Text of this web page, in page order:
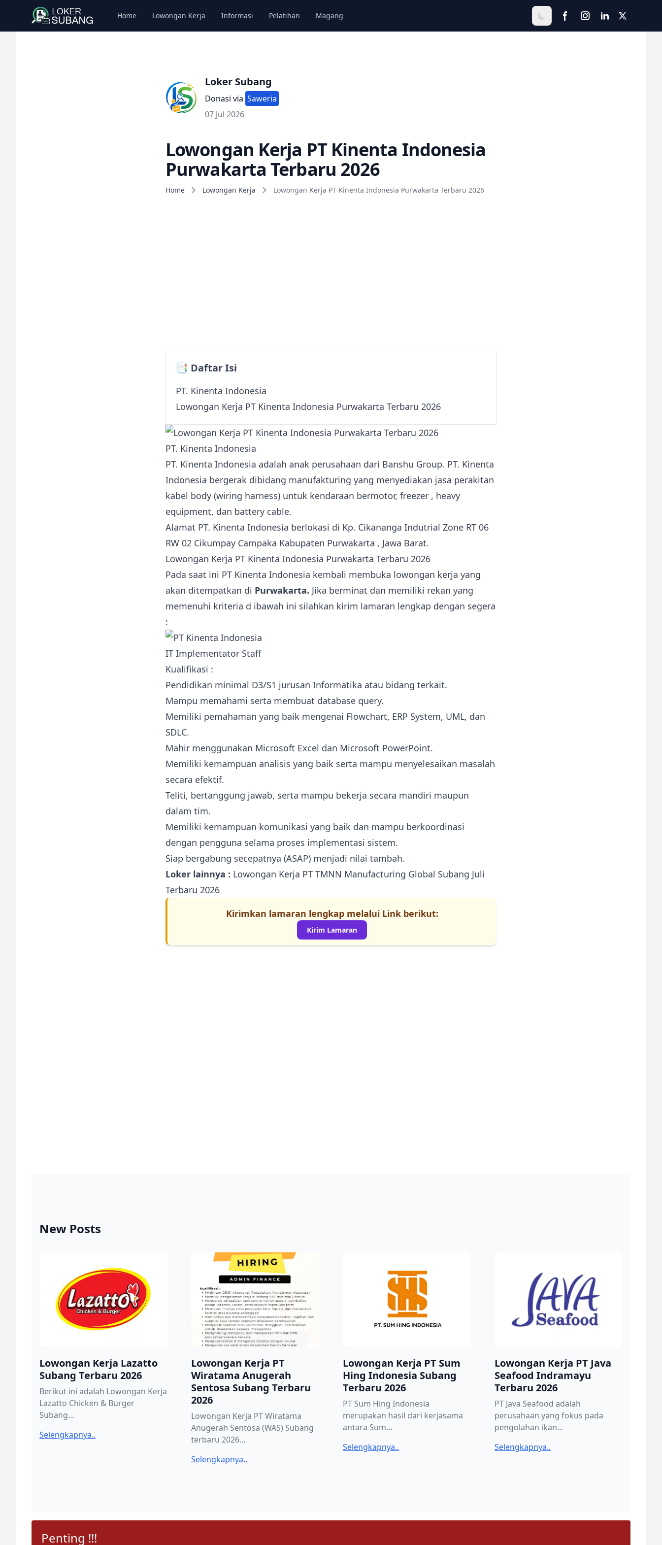
Home Lowongan Kerja Informasi Pelatihan Magang
Loker Subang
Donasi via Saweria
07 Jul 2026
Lowongan Kerja PT Kinenta Indonesia
Purwakarta Terbaru 2026
Home Lowongan Kerja Lowongan Kerja PT Kinenta Indonesia Purwakarta Terbaru 2026
📑 Daftar Isi
PT. Kinenta Indonesia
Lowongan Kerja PT Kinenta Indonesia Purwakarta Terbaru 2026
PT. Kinenta Indonesia
PT. Kinenta Indonesia adalah anak perusahaan dari Banshu Group. PT. Kinenta
Indonesia bergerak dibidang manufakturing yang menyediakan jasa perakitan
kabel body (wiring harness) untuk kendaraan bermotor, freezer , heavy
equipment, dan battery cable.
Alamat PT. Kinenta Indonesia berlokasi di Kp. Cikananga Indutrial Zone RT 06
RW 02 Cikumpay Campaka Kabupaten Purwakarta , Jawa Barat.
Lowongan Kerja PT Kinenta Indonesia Purwakarta Terbaru 2026
Pada saat ini PT Kinenta Indonesia kembali membuka lowongan kerja yang
akan ditempatkan di Purwakarta. Jika berminat dan memiliki rekan yang
memenuhi kriteria d ibawah ini silahkan kirim lamaran lengkap dengan segera
:
IT Implementator Staff
Kualifikasi :
Pendidikan minimal D3/S1 jurusan Informatika atau bidang terkait.
Mampu memahami serta membuat database query.
Memiliki pemahaman yang baik mengenai Flowchart, ERP System, UML, dan
SDLC.
Mahir menggunakan Microsoft Excel dan Microsoft PowerPoint.
Memiliki kemampuan analisis yang baik serta mampu menyelesaikan masalah
secara efektif.
Teliti, bertanggung jawab, serta mampu bekerja secara mandiri maupun
dalam tim.
Memiliki kemampuan komunikasi yang baik dan mampu berkoordinasi
dengan pengguna selama proses implementasi sistem.
Siap bergabung secepatnya (ASAP) menjadi nilai tambah.
Loker lainnya : Lowongan Kerja PT TMNN Manufacturing Global Subang Juli
Terbaru 2026
Kirimkan lamaran lengkap melalui Link berikut:
Kirim Lamaran
New Posts
Lowongan Kerja Lazatto
Subang Terbaru 2026
Berikut ini adalah Lowongan Kerja
Lazatto Chicken & Burger
Subang...
Selengkapnya..
Lowongan Kerja PT
Wiratama Anugerah
Sentosa Subang Terbaru
2026
Lowongan Kerja PT Wiratama
Anugerah Sentosa (WAS) Subang
terbaru 2026...
Selengkapnya..
Lowongan Kerja PT Sum
Hing Indonesia Subang
Terbaru 2026
PT Sum Hing Indonesia
merupakan hasil dari kerjasama
antara Sum...
Selengkapnya..
Lowongan Kerja PT Java
Seafood Indramayu
Terbaru 2026
PT Java Seafood adalah
perusahaan yang fokus pada
pengolahan ikan...
Selengkapnya..
Penting !!!